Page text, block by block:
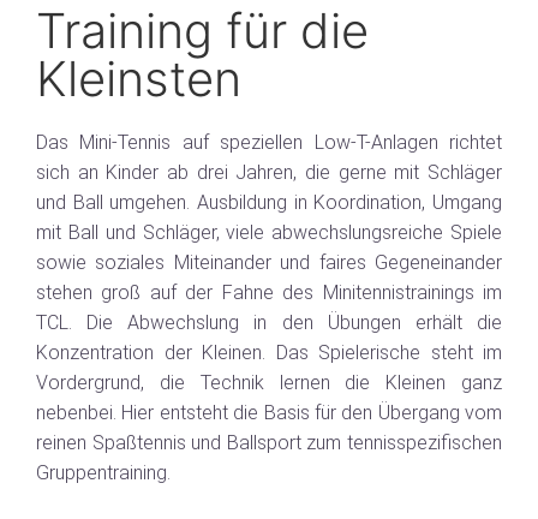
Training für die
Kleinsten
Das Mini-Tennis auf speziellen Low-T-Anlagen richtet
sich an Kinder ab drei Jahren, die gerne mit Schläger
und Ball umgehen. Ausbildung in Koordination, Umgang
mit Ball und Schläger, viele abwechslungsreiche Spiele
sowie soziales Miteinander und faires Gegeneinander
stehen groß auf der Fahne des Minitennistrainings im
TCL. Die Abwechslung in den Übungen erhält die
Konzentration der Kleinen. Das Spielerische steht im
Vordergrund, die Technik lernen die Kleinen ganz
nebenbei. Hier entsteht die Basis für den Übergang vom
reinen Spaßtennis und Ballsport zum tennisspezifischen
Gruppentraining.